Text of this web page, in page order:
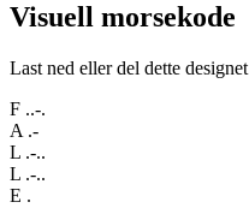
Visuell morsekode
Last ned eller del dette designet
F ..-.
A .-
L .-..
L .-..
E .